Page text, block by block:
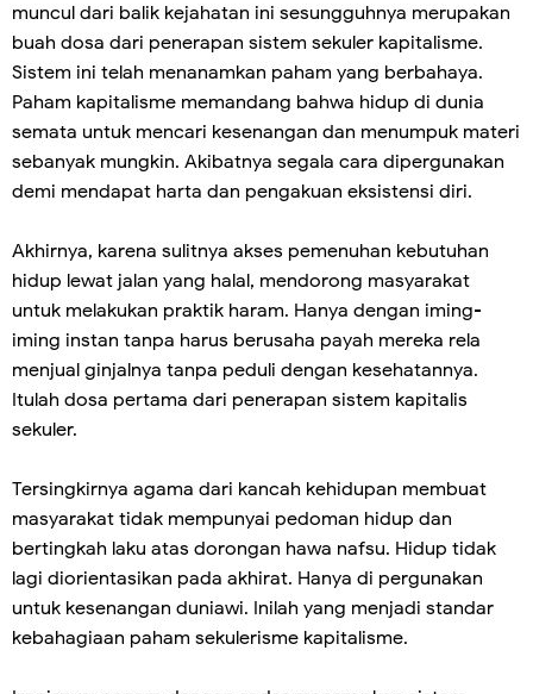
muncul dari balik kejahatan ini sesungguhnya merupakan
buah dosa dari penerapan sistem sekuler kapitalisme.
Sistem ini telah menanamkan paham yang berbahaya.
Paham kapitalisme memandang bahwa hidup di dunia
semata untuk mencari kesenangan dan menumpuk materi
sebanyak mungkin. Akibatnya segala cara dipergunakan
demi mendapat harta dan pengakuan eksistensi diri.
Akhirnya, karena sulitnya akses pemenuhan kebutuhan
hidup lewat jalan yang halal, mendorong masyarakat
untuk melakukan praktik haram. Hanya dengan iming-
iming instan tanpa harus berusaha payah mereka rela
menjual ginjalnya tanpa peduli dengan kesehatannya.
Itulah dosa pertama dari penerapan sistem kapitalis
sekuler.
Tersingkirnya agama dari kancah kehidupan membuat
masyarakat tidak mempunyai pedoman hidup dan
bertingkah laku atas dorongan hawa nafsu. Hidup tidak
lagi diorientasikan pada akhirat. Hanya di pergunakan
untuk kesenangan duniawi. Inilah yang menjadi standar
kebahagiaan paham sekulerisme kapitalisme.